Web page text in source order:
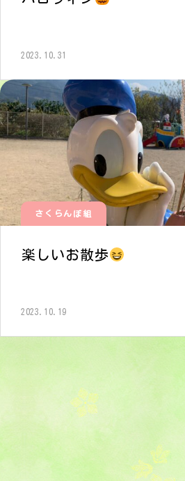
2023.10.31
さくらんぼ組
楽しいお散歩
2023.10.19